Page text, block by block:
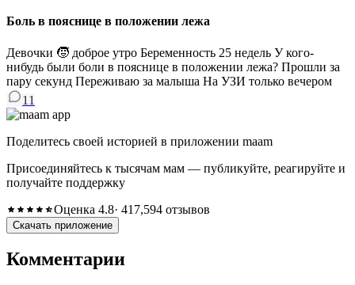
Боль в пояснице в положении лежа
Девочки 🧒 доброе утро Беременность 25 недель У кого-
нибудь были боли в пояснице в положении лежа? Прошли за
пару секунд Переживаю за малыша На УЗИ только вечером
11
Поделитесь своей историей в приложении maam
Присоединяйтесь к тысячам мам — публикуйте, реагируйте и
получайте поддержку
Оценка 4.8· 417,594 отзывов
Скачать приложение
Комментарии